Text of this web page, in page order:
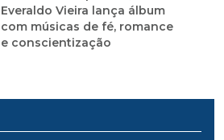
Everaldo Vieira lança álbum
com músicas de fé, romance
e conscientização